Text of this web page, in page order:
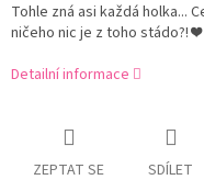
Tohle zná asi každá holka...
ničeho nic je z toho stádo?!❤
Detailní informace
ZEPTAT SE SDÍLET